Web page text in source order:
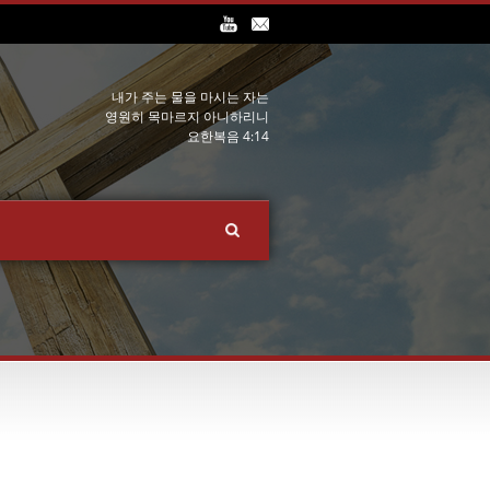
내가 주는 물을 마시는 자는
영원히 목마르지 아니하리니
요한복음 4:14